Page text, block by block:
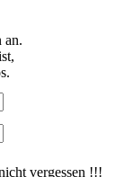
an.
vergessen !!!